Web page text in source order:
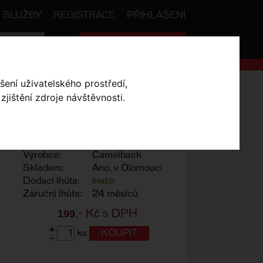
uživatelského prostředí,
zdroje návštěvnosti.
SLUŽBY REGISTRACE PŘIHLÁŠENÍ
Hydrolock
Výrobce:
Camelback
Skladem:
Ano, v Olomouci
Dodací lhůta:
IHNED
Záruční lhůta: 24 měsíců
199,- Kč s DPH
+
-
ks